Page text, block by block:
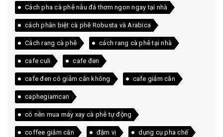
Cách pha cà phê nâu đá thơm ngon ngay tại nhà
cách phân biệt cà phê Robusta và Arabica
Cách rang cà phê cách rang cà phê tại nhà
cafe culi cafe đen
cafe đen có giảm cân không cafe giảm cân
caphegiamcan
có nên mua máy xay cà phê tự động
coffee giảm cân đậm vị dụng cụ pha chế